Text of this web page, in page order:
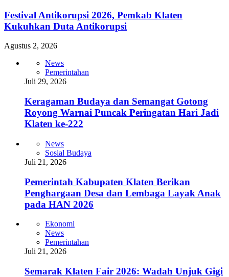
Festival Antikorupsi 2026, Pemkab Klaten
Kukuhkan Duta Antikorupsi
Agustus 2, 2026
News
Pemerintahan
Juli 29, 2026
Keragaman Budaya dan Semangat Gotong
Royong Warnai Puncak Peringatan Hari Jadi
Klaten ke-222
News
Sosial Budaya
Juli 21, 2026
Pemerintah Kabupaten Klaten Berikan
Penghargaan Desa dan Lembaga Layak Anak
pada HAN 2026
Ekonomi
News
Pemerintahan
Juli 21, 2026
Semarak Klaten Fair 2026: Wadah Unjuk Gigi